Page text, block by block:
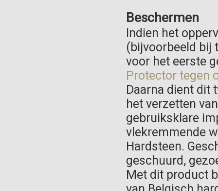
Beschermen
Indien het
(bijvoorbeeld bij
voor het eerste
Protector tegen
Daarna dient dit
het verzetten
gebruiksklare
vlekremmende
Hardsteen.
geschuurd,
Met dit product